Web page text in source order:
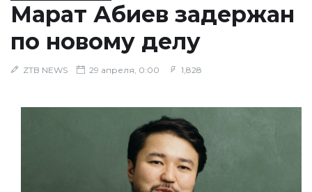
Марат Абиев задержан
по новому делу
ZTB NEWS 29 апреля, 0:00 1,828